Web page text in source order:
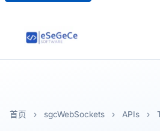
首页 › sgcWebSockets › APIs ›